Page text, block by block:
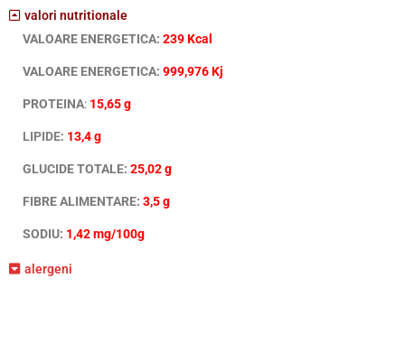
valori nutritionale
VALOARE ENERGETICA: 239 Kcal
VALOARE ENERGETICA: 999,976 Kj
PROTEINA: 15,65 g
LIPIDE: 13,4 g
GLUCIDE TOTALE: 25,02 g
FIBRE ALIMENTARE: 3,5 g
SODIU: 1,42 mg/100g
alergeni